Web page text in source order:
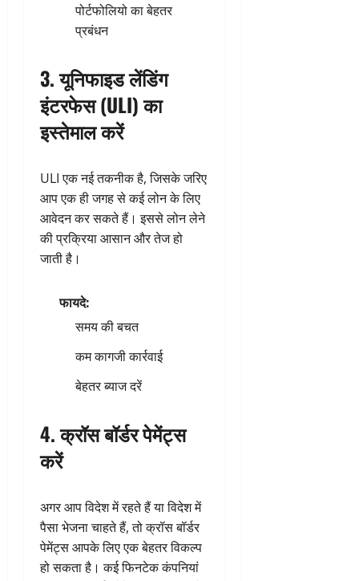
पोर्टफोलियो का बेहतर
प्रबंधन
3.यूनिफाइड लेंडिंग
इंटरफेस (ULI) का
इस्तेमाल करें
ULI एक नई तकनीक है, जिसके जरिए
आप एक ही जगह से कई लोन के लिए
आवेदन कर सकते हैं। इससे लोन लेने
की प्रक्रिया आसान और तेज हो
जाती है।
फायदे:
समय की बचत
कम कागजी कार्रवाई
बेहतर ब्याज दरें
4.क्रॉस बॉर्डर पेमेंट्स
करें
अगर आप विदेश में रहते हैं या विदेश में
पैसा भेजना चाहते हैं, तो क्रॉस बॉर्डर
पेमेंट्स आपके लिए एक बेहतर विकल्प
हो सकता है। कई फिनटेक कंपनियां